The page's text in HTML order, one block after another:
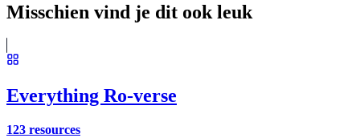
Misschien vind je dit ook leuk
Everything Ro-verse
123 resources